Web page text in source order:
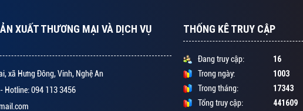
XUẤT THƯƠNG MẠI VÀ DỊCH VỤ
xã Hưng Đông, Vinh, Nghệ An
Hotline: 094 113 3456
THỐNG KÊ TRUY CẬP
Đang truy cập: 16
Trong ngày: 1003
Trong tháng: 17343
Tổng truy cập: 441609